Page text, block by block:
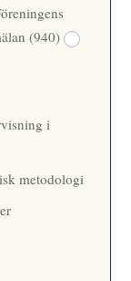
(940)
i
metodologi